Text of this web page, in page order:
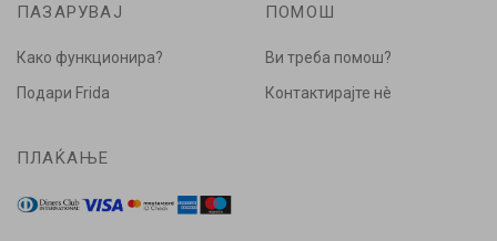
ПАЗАРУВАЈ
Како функционира?
Подари Frida
ПОМОШ
Ви треба помош?
Контактирајте нè
ПЛАЌАЊЕ